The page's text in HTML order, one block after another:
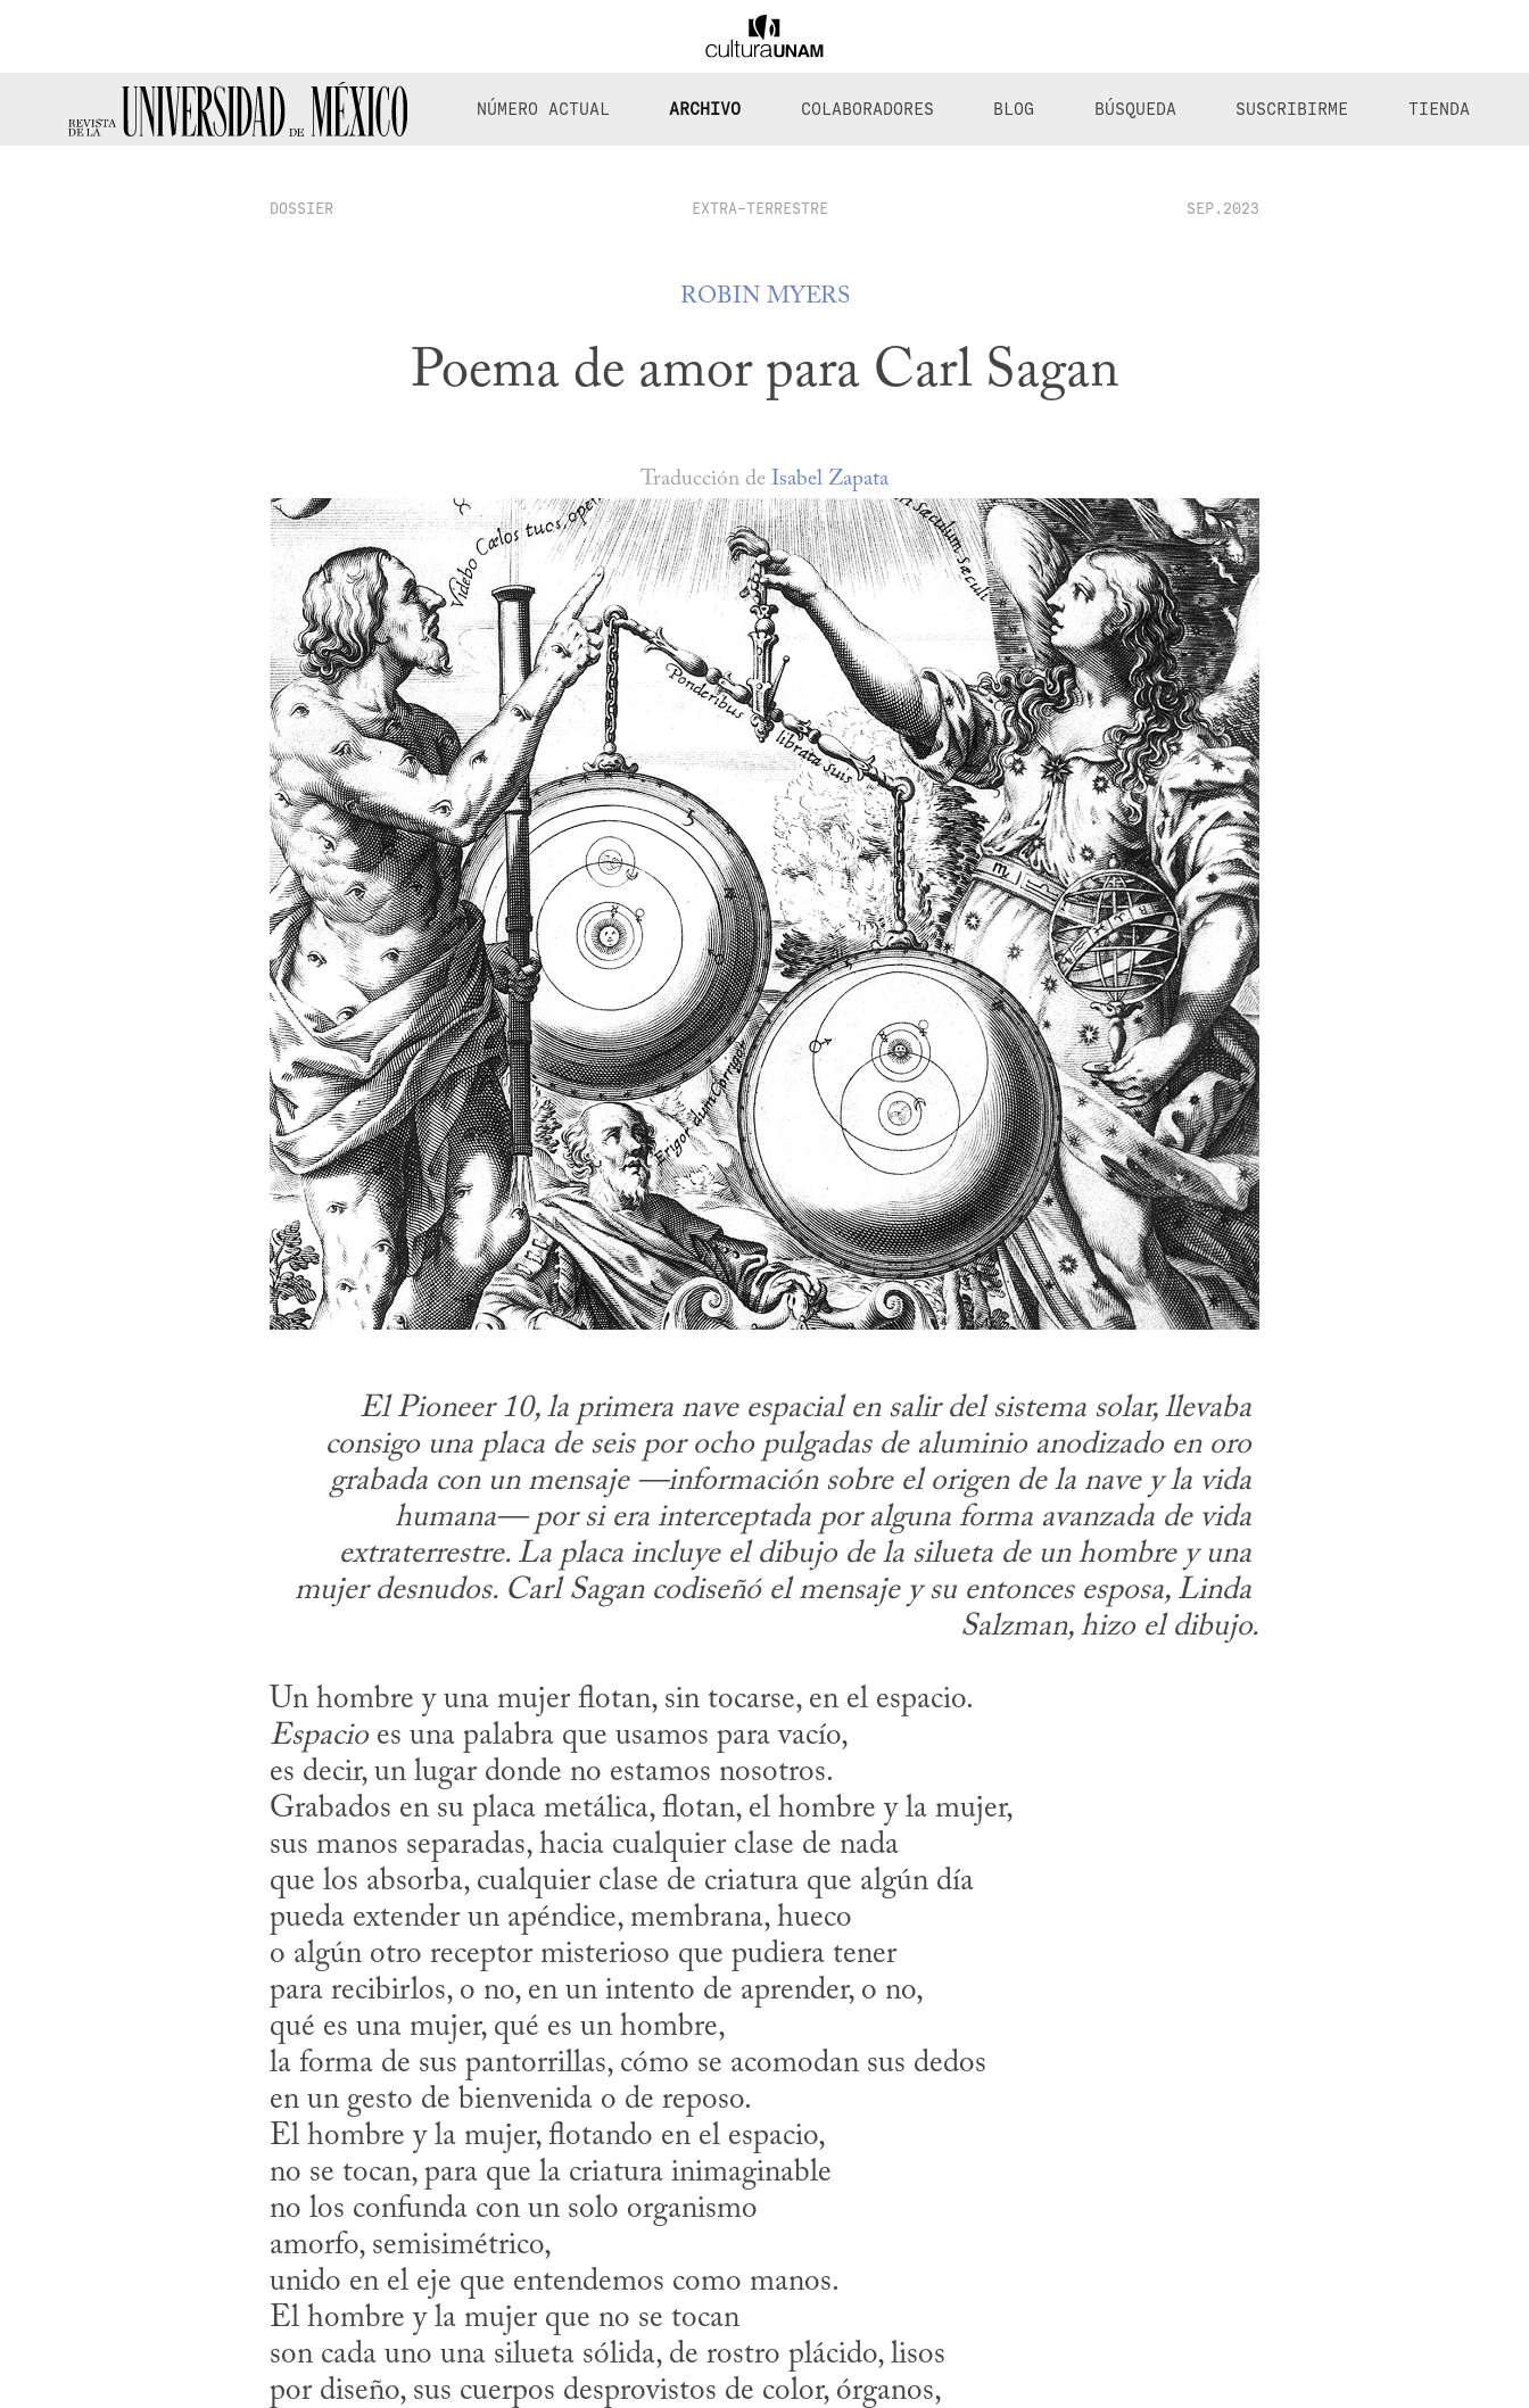
NÚMERO ACTUAL ARCHIVO COLABORADORES BLOG BÚSQUEDA SUSCRIBIRME TIENDA
DOSSIER EXTRA-TERRESTRE SEP.2023
ROBIN MYERS
Poema de amor para Carl Sagan
Traducción de Isabel Zapata
El Pioneer 10, la primera nave espacial en salir del sistema solar, llevaba
consigo una placa de seis por ocho pulgadas de aluminio anodizado en oro
grabada con un mensaje —información sobre el origen de la nave y la vida
humana— por si era interceptada por alguna forma avanzada de vida
extraterrestre. La placa incluye el dibujo de la silueta de un hombre y una
mujer desnudos. Carl Sagan codiseñó el mensaje y su entonces esposa, Linda
Salzman, hizo el dibujo.
Un hombre y una mujer flotan, sin tocarse, en el espacio.
Espacio es una palabra que usamos para vacío,
es decir, un lugar donde no estamos nosotros.
Grabados en su placa metálica, flotan, el hombre y la mujer,
sus manos separadas, hacia cualquier clase de nada
que los absorba, cualquier clase de criatura que algún día
pueda extender un apéndice, membrana, hueco
o algún otro receptor misterioso que pudiera tener
para recibirlos, o no, en un intento de aprender, o no,
qué es una mujer, qué es un hombre,
la forma de sus pantorrillas, cómo se acomodan sus dedos
en un gesto de bienvenida o de reposo.
El hombre y la mujer, flotando en el espacio,
no se tocan, para que la criatura inimaginable
no los confunda con un solo organismo
amorfo, semisimétrico,
unido en el eje que entendemos como manos.
El hombre y la mujer que no se tocan
son cada uno una silueta sólida, de rostro plácido, lisos
por diseño, sus cuerpos desprovistos de color, órganos,